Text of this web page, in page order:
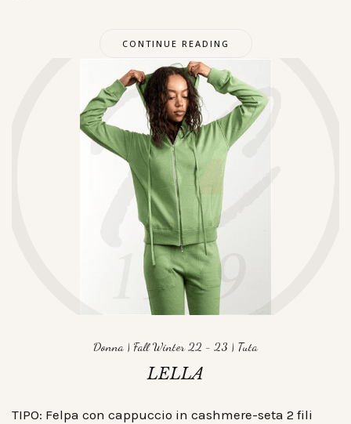
CONTINUE READING
Donna | Fall Winter 22 - 23 | Tuta
LELLA
TIPO: Felpa con cappuccio in cashmere-seta 2 fili